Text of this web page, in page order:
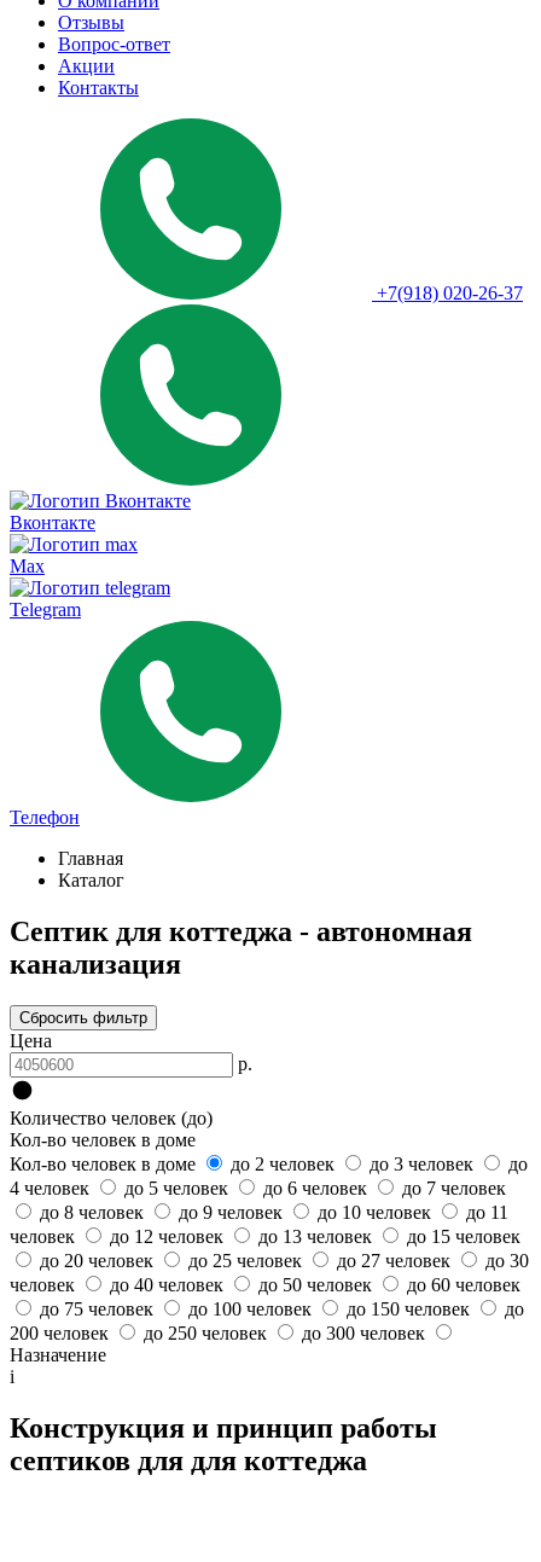
Отзывы
Вопрос-ответ
Акции
Контакты
+7(918) 020-26-37
Вконтакте
Max
Telegram
Телефон
Главная
Каталог
Септик для коттеджа - автономная
канализация
Сбросить фильтр
Цена
р.
Количество человек (до)
Кол-во человек в доме
Кол-во человек в доме
до 2 человек до 3 человек
до
4 человек
до 5 человек до 6 человек
до 7 человек
до 8 человек
до 9 человек до 10 человек
до 11
человек
до 12 человек до 13 человек
до 15 человек
до 20 человек
до 25 человек до 27 человек
до 30
человек
до 40 человек до 50 человек
до 60 человек
до 75 человек
до 100 человек до 150 человек
до
200 человек
до 250 человек
до 300 человек
Назначение
i
Конструкция и принцип работы
септиков для для коттеджа